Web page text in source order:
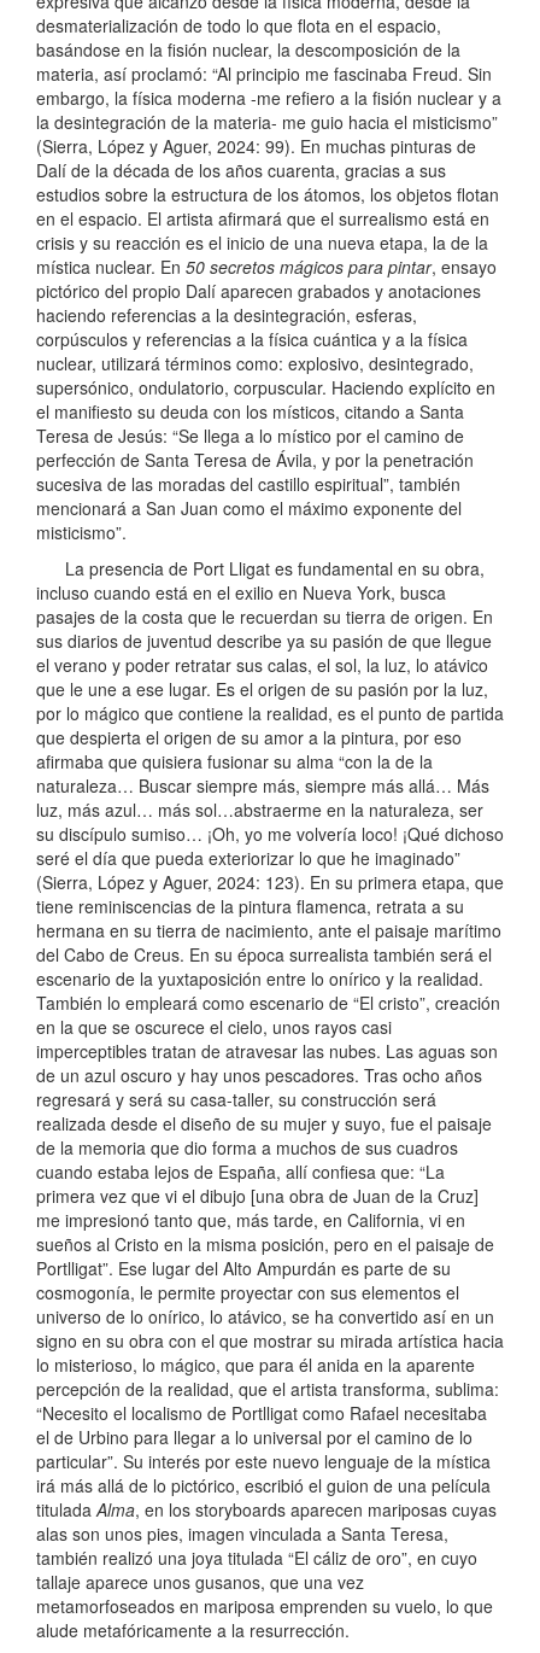
desmaterialización de todo lo que flota en el espacio,
basándose en la fisión nuclear, la descomposición de la
materia, así proclamó: “Al principio me fascinaba Freud. Sin
embargo, la física moderna -me refiero a la fisión nuclear y a
la desintegración de la materia- me guio hacia el misticismo”
(Sierra, López y Aguer, 2024: 99). En muchas pinturas de
Dalí de la década de los años cuarenta, gracias a sus
estudios sobre la estructura de los átomos, los objetos flotan
en el espacio. El artista afirmará que el surrealismo está en
crisis y su reacción es el inicio de una nueva etapa, la de la
mística nuclear. En 50 secretos mágicos para pintar, ensayo
pictórico del propio Dalí aparecen grabados y anotaciones
haciendo referencias a la desintegración, esferas,
corpúsculos y referencias a la física cuántica y a la física
nuclear, utilizará términos como: explosivo, desintegrado,
supersónico, ondulatorio, corpuscular. Haciendo explícito en
el manifiesto su deuda con los místicos, citando a Santa
Teresa de Jesús: “Se llega a lo místico por el camino de
perfección de Santa Teresa de Ávila, y por la penetración
sucesiva de las moradas del castillo espiritual”, también
mencionará a San Juan como el máximo exponente del
misticismo”.
La presencia de Port Lligat es fundamental en su obra,
incluso cuando está en el exilio en Nueva York, busca
pasajes de la costa que le recuerdan su tierra de origen. En
sus diarios de juventud describe ya su pasión de que llegue
el verano y poder retratar sus calas, el sol, la luz, lo atávico
que le une a ese lugar. Es el origen de su pasión por la luz,
por lo mágico que contiene la realidad, es el punto de partida
que despierta el origen de su amor a la pintura, por eso
afirmaba que quisiera fusionar su alma “con la de la
naturaleza… Buscar siempre más, siempre más allá… Más
luz, más azul… más sol…abstraerme en la naturaleza, ser
su discípulo sumiso… ¡Oh, yo me volvería loco! ¡Qué dichoso
seré el día que pueda exteriorizar lo que he imaginado”
(Sierra, López y Aguer, 2024: 123). En su primera etapa, que
tiene reminiscencias de la pintura flamenca, retrata a su
hermana en su tierra de nacimiento, ante el paisaje marítimo
del Cabo de Creus. En su época surrealista también será el
escenario de la yuxtaposición entre lo onírico y la realidad.
También lo empleará como escenario de “El cristo”, creación
en la que se oscurece el cielo, unos rayos casi
imperceptibles tratan de atravesar las nubes. Las aguas son
de un azul oscuro y hay unos pescadores. Tras ocho años
regresará y será su casa-taller, su construcción será
realizada desde el diseño de su mujer y suyo, fue el paisaje
de la memoria que dio forma a muchos de sus cuadros
cuando estaba lejos de España, allí confiesa que: “La
primera vez que vi el dibujo [una obra de Juan de la Cruz]
me impresionó tanto que, más tarde, en California, vi en
sueños al Cristo en la misma posición, pero en el paisaje de
Portlligat”. Ese lugar del Alto Ampurdán es parte de su
cosmogonía, le permite proyectar con sus elementos el
universo de lo onírico, lo atávico, se ha convertido así en un
signo en su obra con el que mostrar su mirada artística hacia
lo misterioso, lo mágico, que para él anida en la aparente
percepción de la realidad, que el artista transforma, sublima:
“Necesito el localismo de Portlligat como Rafael necesitaba
el de Urbino para llegar a lo universal por el camino de lo
particular”. Su interés por este nuevo lenguaje de la mística
irá más allá de lo pictórico, escribió el guion de una película
tituladaAlma, en los storyboards aparecen mariposas cuyas
alas son unos pies, imagen vinculada a Santa Teresa,
también realizó una joya titulada “El cáliz de oro”, en cuyo
tallaje aparece unos gusanos, que una vez
metamorfoseados en mariposa emprenden su vuelo, lo que
alude metafóricamente a la resurrección.